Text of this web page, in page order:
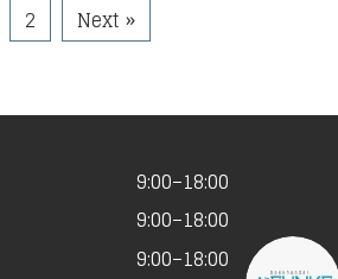
2 Next »
9:00–18:00
9:00–18:00
9:00–18:00